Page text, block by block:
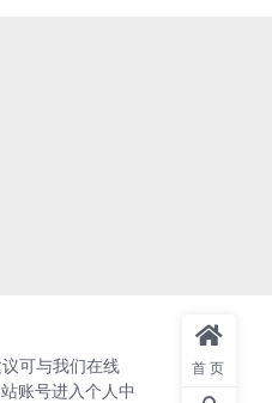
可与我们在线
账号进入个人中
首页